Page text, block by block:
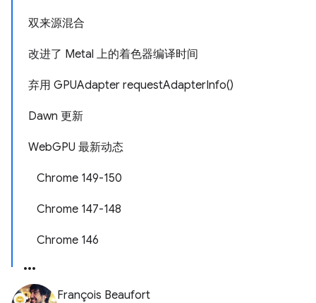
双来源混合
改进了 Metal 上的着色器编译时间
弃用 GPUAdapter requestAdapterInfo()
Dawn 更新
WebGPU 最新动态
Chrome 149-150
Chrome 147-148
Chrome 146
François Beaufort